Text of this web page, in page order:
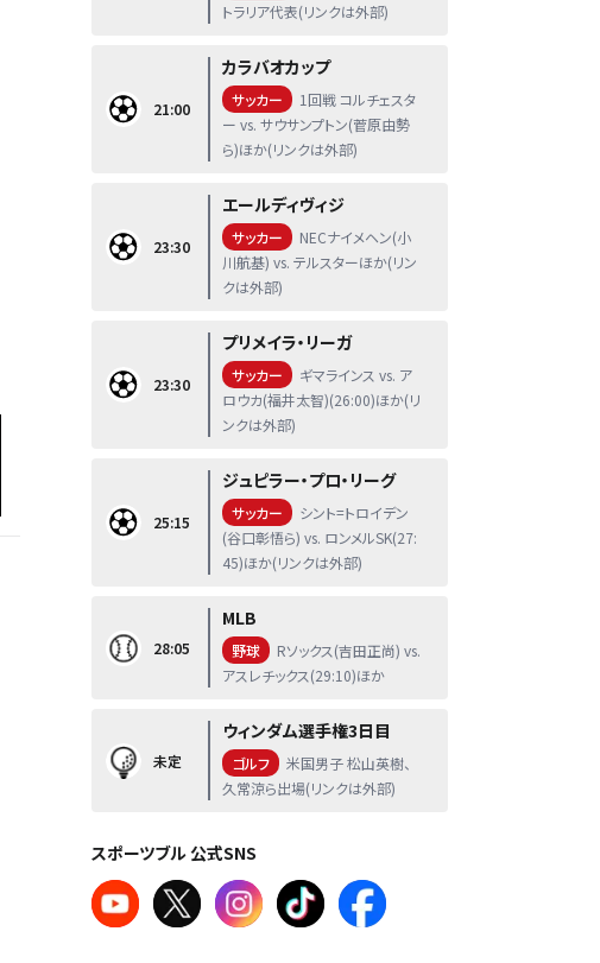
トラリア代表(リンクは外部)
21:00
カラバオカップ
サッカー
1回戦 コルチェスタ
ー vs. サウサンプトン(菅原由勢
ら)ほか(リンクは外部)
23:30
エールディヴィジ
サッカー
NECナイメヘン(小
川航基) vs. テルスターほか(リン
クは外部)
23:30
プリメイラ・リーガ
サッカー
ギマラインス vs. ア
ロウカ(福井太智)(26:00)ほか(リ
ンクは外部)
25:15
ジュピラー・プロ・リーグ
サッカー
シント=トロイデン
(谷口彰悟ら) vs. ロンメルSK(27:
45)ほか(リンクは外部)
28:05
MLB
野球
Rソックス(吉田正尚) vs.
アスレチックス(29:10)ほか
未定
ウィンダム選手権3日目
ゴルフ
米国男子 松山英樹、
久常涼ら出場(リンクは外部)
スポーツブル 公式SNS